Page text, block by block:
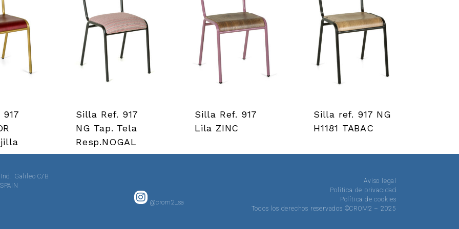
Silla Ref. 917
NG Tap. Tela
Resp.NOGAL
Silla Ref. 917
Lila ZINC
Silla ref. 917 NG
H1181 TABAC
Galileo C/B
@crom2_sa
Aviso legal
Política de privacidad
Política de cookies
Todos los derechos reservados ©CROM2 – 2025